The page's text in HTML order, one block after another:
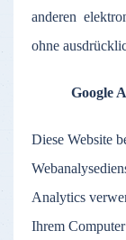
anderen
ohne
Google
Diese Website
Analytics
Ihrem